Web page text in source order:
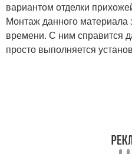
вариантом отделки
Монтаж данного материала
времени. С ним справится
просто выполняется